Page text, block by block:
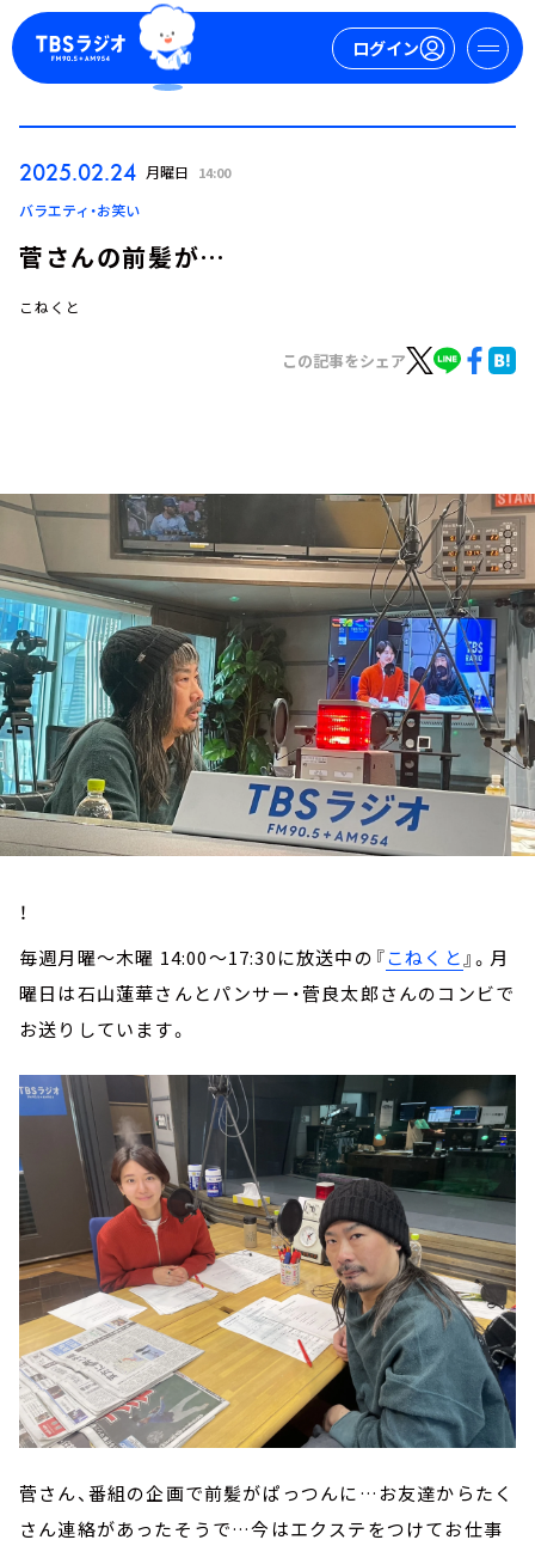
ログイン
ログイン
トピックス
TBS Podcast
お知らせ
イベント・グッズ
YouTube
会社情報
2025.02.24 月曜日 14:00
バラエティ・お笑い
菅さんの前髪が…
こねくと
この記事をシェア
！
毎週月曜～木曜 14:00～17:30に放送中の『こねくと』。月
曜日は石山蓮華さんとパンサー・菅良太郎さんのコンビで
お送りしています。
菅さん、番組の企画で前髪がぱっつんに…お友達からたく
さん連絡があったそうで…今はエクステをつけてお仕事